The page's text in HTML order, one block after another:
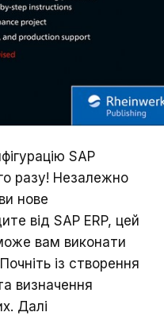
SAP
разу! Незалежно
нове
від SAP ERP, цей
вам виконати
із створення
визначення
Далі